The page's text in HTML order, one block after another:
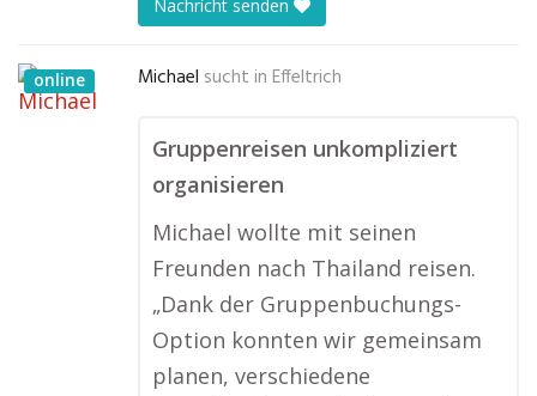
Nachricht senden
online Michael sucht in Effeltrich
Gruppenreisen unkompliziert
organisieren
Michael wollte mit seinen
Freunden nach Thailand reisen.
„Dank der Gruppenbuchungs-
Option konnten wir gemeinsam
planen, verschiedene